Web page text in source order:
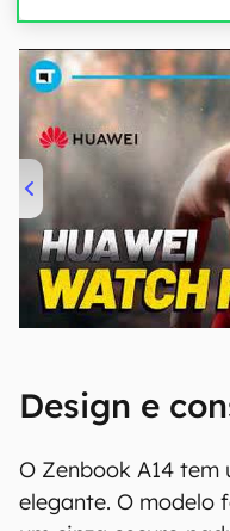
00:00/04:51
Design e
O Zenbook A14
elegante. O modelo